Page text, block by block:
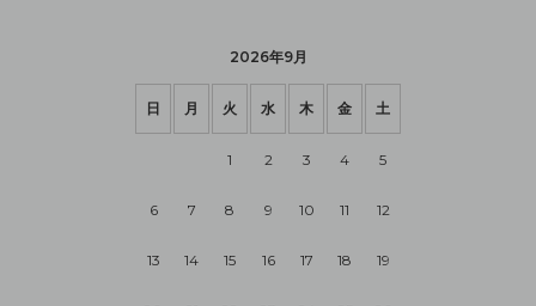
2026年9月
日 月 火 水 木 金 土
1 2 3 4 5
6 7 8 9 10 11 12
13 14 15 16 17 18 19